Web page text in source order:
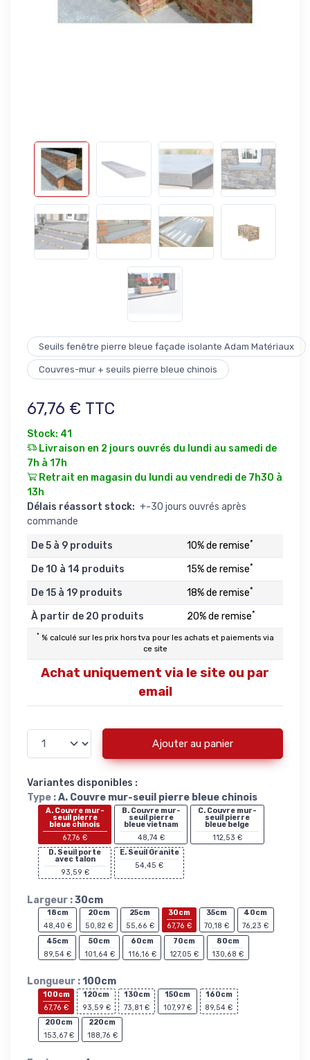
Seuils fenêtre pierre bleue façade isolante Adam Matériaux
Couvres-mur + seuils pierre bleue chinois
67,76 € TTC
Stock: 41
Livraison en 2 jours ouvrés du lundi au samedi de
7h à 17h
Retrait en magasin du lundi au vendredi de 7h30 à
13h
Délais réassort stock: +-30 jours ouvrés après
commande
De 5 à 9 produits 10% de remise*
De 10 à 14 produits 15% de remise*
De 15 à 19 produits 18% de remise*
À partir de 20 produits 20% de remise*
* % calculé sur les prix hors tva pour les achats et paiements via
ce site
Achat uniquement via le site ou par
email
Ajouter au panier
Variantes disponibles :
Type :A. Couvre mur-seuil pierre bleue chinois
A. Couvre mur-
seuil pierre
bleue chinois
67,76 €
B. Couvre mur-
seuil pierre
bleue vietnam
48,74 €
C. Couvre mur-
seuil pierre
bleue belge
112,53 €
D. Seuil porte
avec talon
93,59 €
E. Seuil Granite
54,45 €
Largeur :30cm
18cm
48,40 €
20cm
50,82 €
25cm
55,66 €
30cm
67,76 €
35cm
70,18 €
40cm
76,23 €
45cm
89,54 €
50cm
101,64 €
60cm
116,16 €
70cm
127,05 €
80cm
130,68 €
Longueur :100cm
100cm
67,76 €
120cm
93,59 €
130cm
73,81 €
150cm
107,97 €
160cm
89,54 €
200cm
153,67 €
220cm
188,76 €